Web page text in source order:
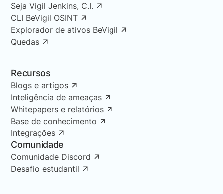
Seja Vigil Jenkins, C.I.
CLI BeVigil OSINT
Explorador de ativos BeVigil
Quedas
Recursos
Blogs e artigos
Inteligência de ameaças
Whitepapers e relatórios
Base de conhecimento
Integrações
Comunidade
Comunidade Discord
Desafio estudantil